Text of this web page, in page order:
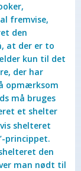
fremvise,
den
at der er to
kun til det
der har
opmærksom
må bruges
et shelter
shelteret
princippet.
den
man nødt til